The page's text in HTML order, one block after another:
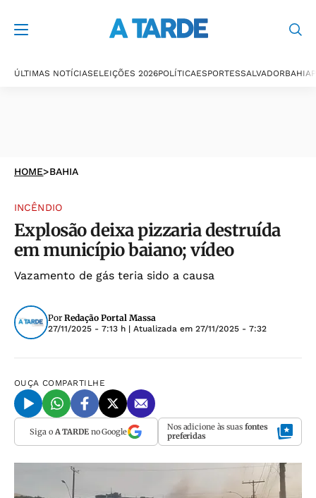
ÚLTIMAS NOTÍCIASELEIÇÕES 2026POLÍTICAESPORTESSALVADORBAHIA
HOME>BAHIA
INCÊNDIO
Explosão deixa pizzaria destruída
em município baiano; vídeo
Vazamento de gás teria sido a causa
Por Redação Portal Massa
27/11/2025 - 7:13 h | Atualizada em 27/11/2025 - 7:32
OUÇA COMPARTILHE
Siga o A TARDEno Google Nos adicione às suas fontes
preferidas